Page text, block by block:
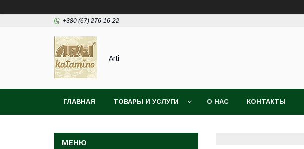
+380 (67) 276-16-22
Arti
ГЛАВНАЯ ТОВАРЫ И УСЛУГИ О НАС КОНТАКТЫ